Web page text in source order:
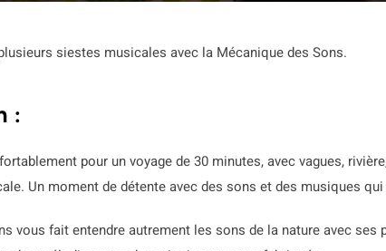
siestes musicales avec la Mécanique des Sons.
:
pour un voyage de 30 minutes, avec vagues,
Un moment de détente avec des sons et des musiques
vous fait entendre autrement les sons de la nature avec